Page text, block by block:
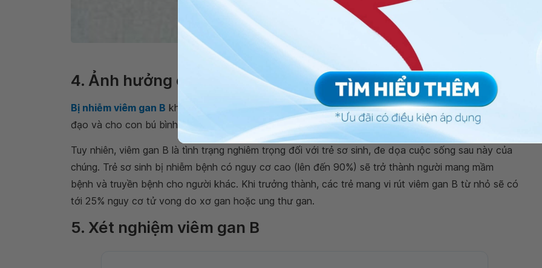
Triệu chứng vàng da ở bệnh nhân viêm gan B và C
4. Ảnh hưởng của vi rút viêm gan B đến em bé
Bị nhiễm viêm gan B không ảnh hưởng đến việc sinh con. Thai phụ vẫn có thể sinh con qua âm
đạo và cho con bú bình thường nếu bị nhiễm vi rút viêm gan B.
Tuy nhiên, viêm gan B là tình trạng nghiêm trọng đối với trẻ sơ sinh, đe dọa cuộc sống sau này của
chúng. Trẻ sơ sinh bị nhiễm bệnh có nguy cơ cao (lên đến 90%) sẽ trở thành người mang mầm
bệnh và truyền bệnh cho người khác. Khi trưởng thành, các trẻ mang vi rút viêm gan B từ nhỏ sẽ có
tới 25% nguy cơ tử vong do xơ gan hoặc ung thư gan.
5. Xét nghiệm viêm gan B